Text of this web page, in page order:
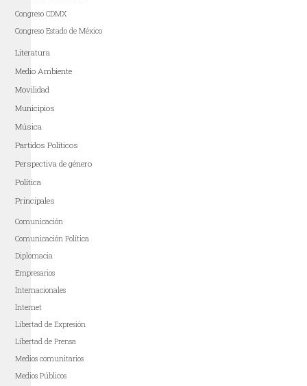
Congreso CDMX
Congreso Estado de México
Literatura
Medio Ambiente
Movilidad
Municipios
Música
Partidos Políticos
Perspectiva de género
Política
Principales
Comunicación
Comunicación Política
Diplomacia
Empresarios
Internacionales
Internet
Libertad de Expresión
Libertad de Prensa
Medios comunitarios
Medios Públicos